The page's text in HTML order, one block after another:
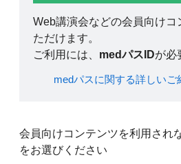
Web講演会などの会員向けコ
ただけます。
ご利用には、 medパスIDが必
medパスに関する詳しいご
会員向けコンテンツを利用され
をお選びください